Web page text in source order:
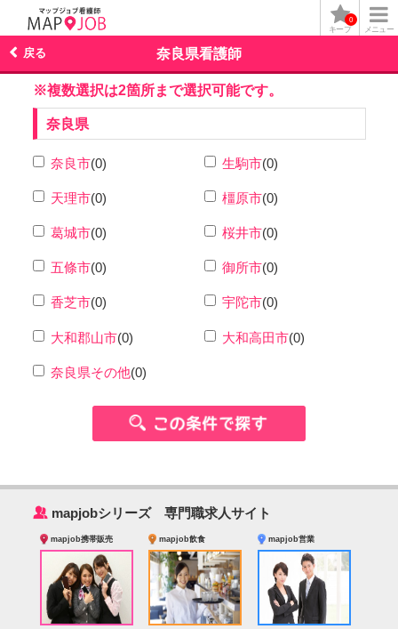
メニュー
キープ
0
奈良県看護師
戻る
※複数選択は2箇所まで選択可能です。
奈良県
奈良市(0) 生駒市(0)
天理市(0) 橿原市(0)
葛城市(0) 桜井市(0)
五條市(0) 御所市(0)
香芝市(0) 宇陀市(0)
大和郡山市(0) 大和高田市(0)
奈良県その他(0)
‰ mapjobシリーズ 専門職求人サイト
mapjob携帯販売 mapjob飲食 mapjob営業